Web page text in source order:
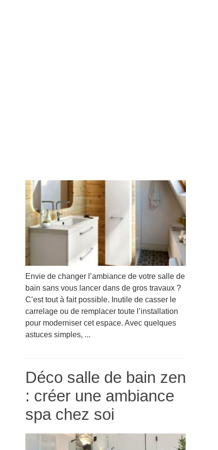
Envie de changer l’ambiance de votre salle de
bain sans vous lancer dans de gros travaux ?
C’est tout à fait possible. Inutile de casser le
carrelage ou de remplacer toute l’installation
pour moderniser cet espace. Avec quelques
astuces simples, ...
Déco salle de bain zen
: créer une ambiance
spa chez soi